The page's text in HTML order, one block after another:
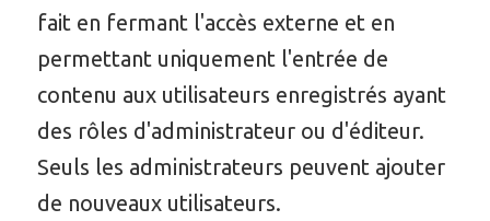
fait en fermant l'accès externe et en
permettant uniquement l'entrée de
contenu aux utilisateurs enregistrés ayant
des rôles d'administrateur ou d'éditeur.
Seuls les administrateurs peuvent ajouter
de nouveaux utilisateurs.